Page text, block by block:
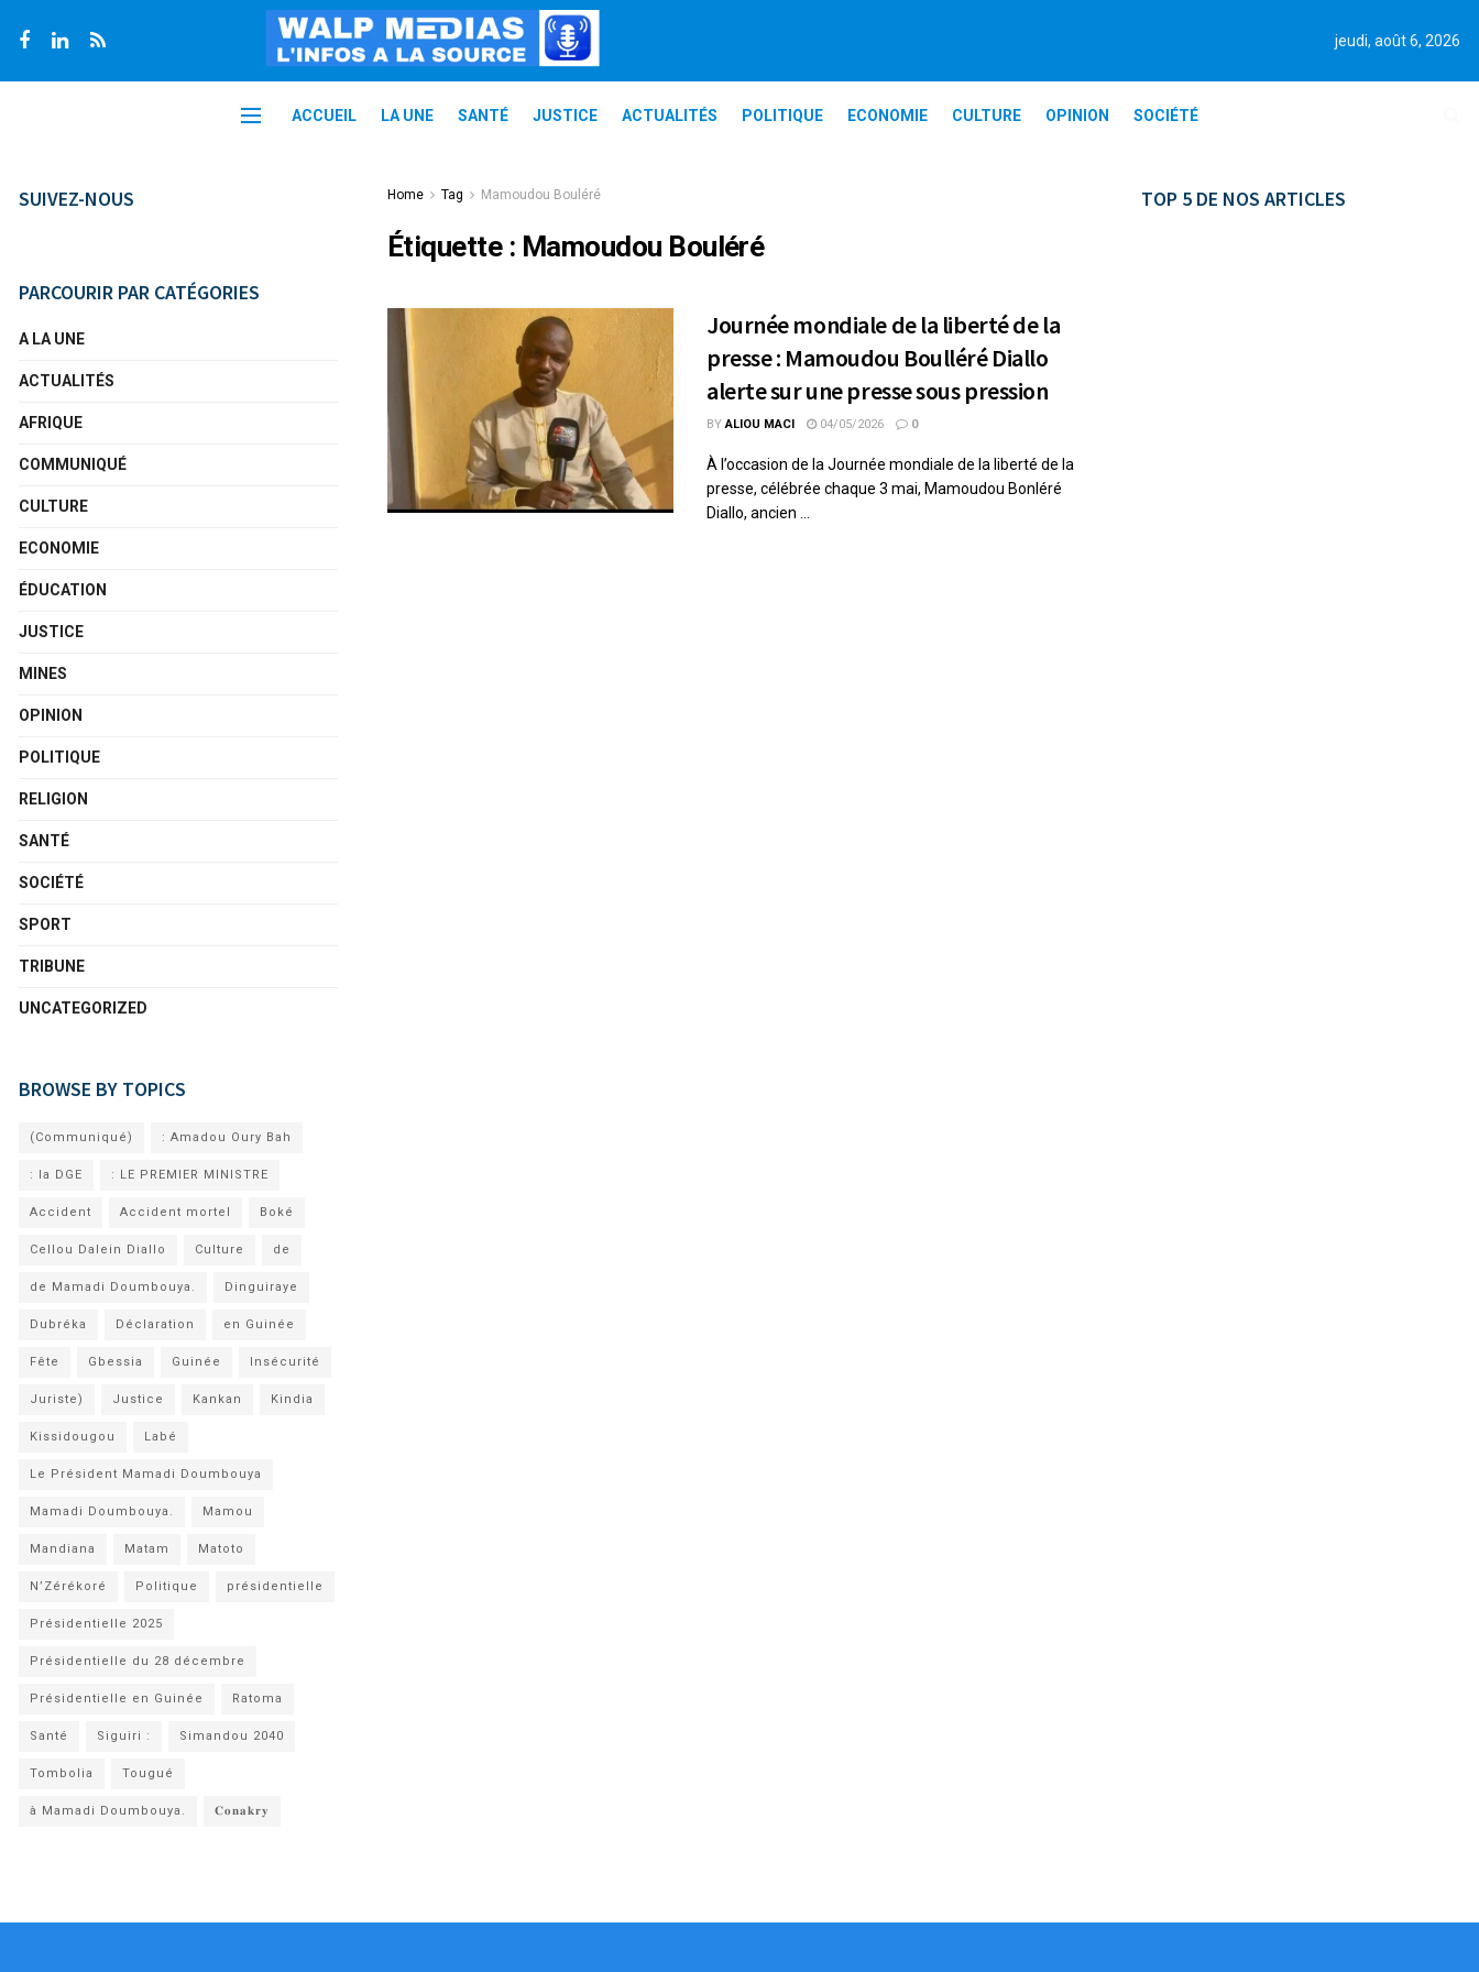
jeudi, août 6, 2026
ACCUEIL LA UNE SANTÉ JUSTICE ACTUALITÉS POLITIQUE ECONOMIE CULTURE OPINION SOCIÉTÉ
Home Tag Mamoudou Bouléré
Étiquette : Mamoudou Bouléré
Journée mondiale de la liberté de la
presse : Mamoudou Boulléré Diallo
alerte sur une presse sous pression
BY ALIOU MACI 04/05/2026 0
À l’occasion de la Journée mondiale de la liberté de la
presse, célébrée chaque 3 mai, Mamoudou Bonléré
Diallo, ancien ...
SUIVEZ-NOUS
PARCOURIR PAR CATÉGORIES
A LA UNE
ACTUALITÉS
AFRIQUE
COMMUNIQUÉ
CULTURE
ECONOMIE
ÉDUCATION
JUSTICE
MINES
OPINION
POLITIQUE
RELIGION
SANTÉ
SOCIÉTÉ
SPORT
TRIBUNE
UNCATEGORIZED
BROWSE BY TOPICS
(Communiqué) : Amadou Oury Bah
: la DGE : LE PREMIER MINISTRE
Accident Accident mortel Boké
Cellou Dalein Diallo Culture de
de Mamadi Doumbouya. Dinguiraye
Dubréka Déclaration en Guinée
Fête Gbessia Guinée Insécurité
Juriste) Justice Kankan Kindia
Kissidougou Labé
Le Président Mamadi Doumbouya
Mamadi Doumbouya. Mamou
Mandiana Matam Matoto
N’Zérékoré Politique présidentielle
Présidentielle 2025
Présidentielle du 28 décembre
Présidentielle en Guinée Ratoma
Santé Siguiri : Simandou 2040
Tombolia Tougué
à Mamadi Doumbouya. 𝐂𝐨𝐧𝐚𝐤𝐫𝐲
TOP 5 DE NOS ARTICLES